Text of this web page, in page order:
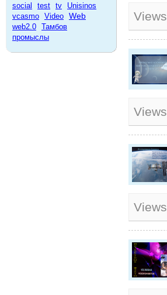
social
test tv
Unisinos
vcasmo Video Web
web2.0 Тамбов
промыслы